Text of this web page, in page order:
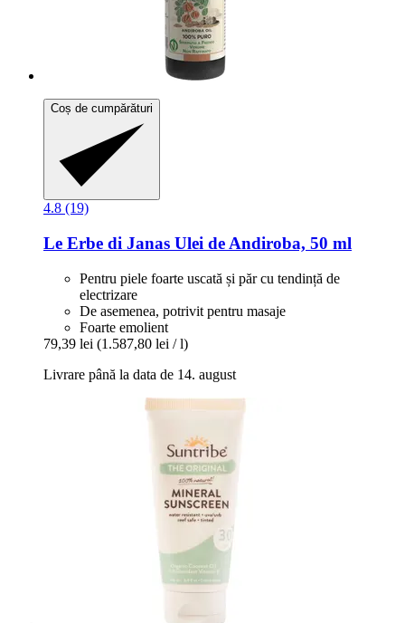
Coș de cumpărături
4.8 (19)
Le Erbe di Janas Ulei de Andiroba, 50 ml
Pentru piele foarte uscată și păr cu tendință de
electrizare
De asemenea, potrivit pentru masaje
Foarte emolient
79,39 lei (1.587,80 lei / l)
Livrare până la data de 14. august